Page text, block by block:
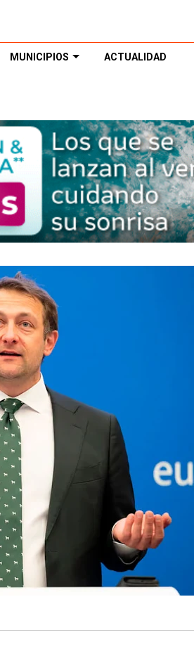
MUNICIPIOS ACTUALIDAD